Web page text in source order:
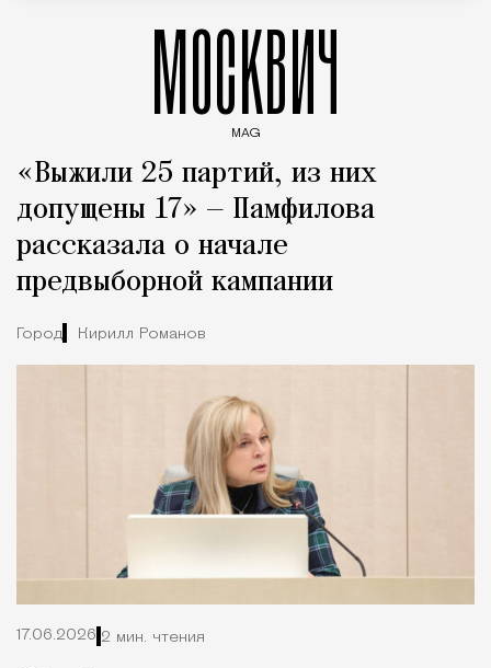
МОСКВИЧ
MAG
«Выжили 25 партий, из них
допущены 17» — Памфилова
рассказала о начале
предвыборной кампании
Город Кирилл Романов
17.06.2026 2 мин. чтения